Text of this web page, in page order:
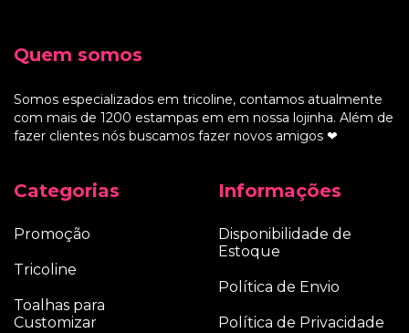
Quem somos
Somos especializados em tricoline, contamos atualmente
com mais de 1200 estampas em em nossa lojinha. Além de
fazer clientes nós buscamos fazer novos amigos ❤
Categorias
Promoção
Tricoline
Toalhas para
Customizar
Informações
Disponibilidade de
Estoque
Política de Envio
Política de Privacidade